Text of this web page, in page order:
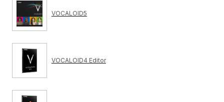
VOCALOID5
VOCALOID4 Editor